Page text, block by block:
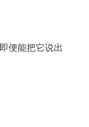
便能把它说出